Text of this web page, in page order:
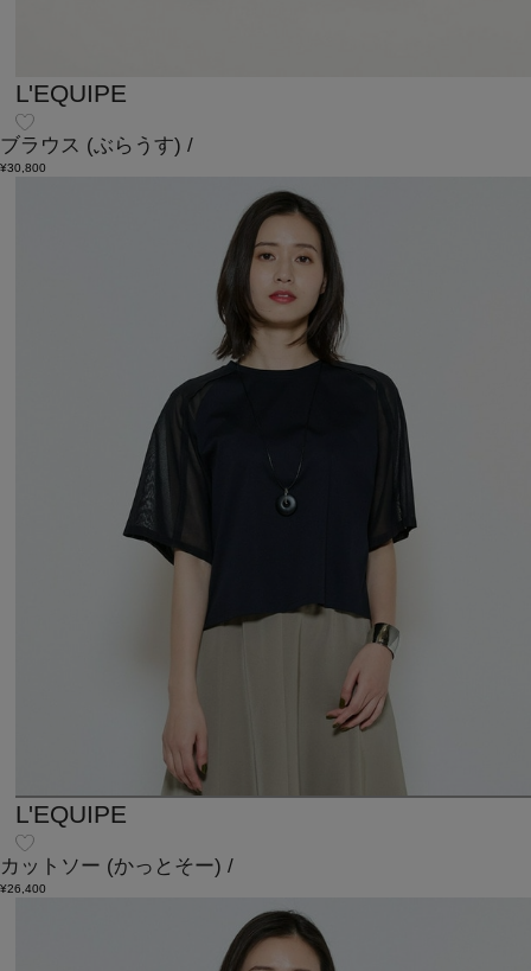
L'EQUIPE
ブラウス (ぶらうす) /
¥30,800
L'EQUIPE
カットソー (かっとそー) /
¥26,400